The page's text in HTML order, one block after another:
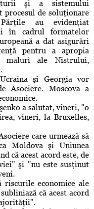
şi a sistemului
procesul de soluţionare
au evidenţiat
în cadrul formatelor
a dat asigurări
pentru a apropia
maluri ale Nistrului,
şi Georgia vor
Asociere. Moscova a
a salutat, vineri, "o
vineri, la Bruxelles,
care urmează să
Moldova şi Uniunea
că acest acord este, de
şi "nu este susţinut
riscurile economice ale
că acest acord